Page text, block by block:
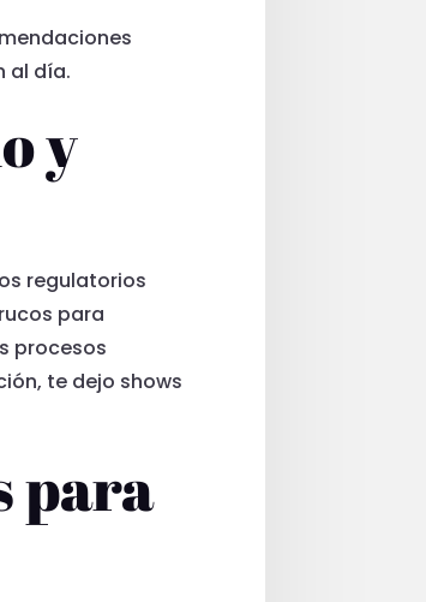
al día.
y
regulatorios
para
procesos
te dejo shows
para